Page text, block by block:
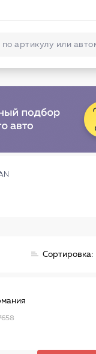
Сортировка: